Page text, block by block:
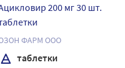
200 мг 30 шт.
ФАРМ ООО
таблетки